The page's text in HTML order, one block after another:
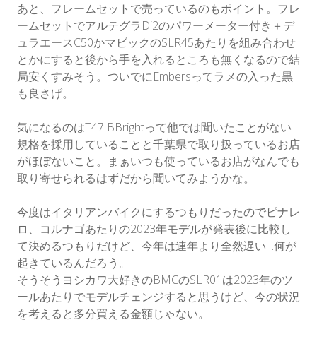
あと、フレームセットで売っているのもポイント。フレ
ームセットでアルテグラDi2のパワーメーター付き＋デ
ュラエースC50かマビックのSLR45あたりを組み合わせ
とかにすると後から手を入れるところも無くなるので結
局安くすみそう。ついでにEmbersってラメの入った黒
も良さげ。
気になるのはT47 BBrightって他では聞いたことがない
規格を採用していることと千葉県で取り扱っているお店
がほぼないこと。まぁいつも使っているお店がなんでも
取り寄せられるはずだから聞いてみようかな。
今度はイタリアンバイクにするつもりだったのでピナレ
ロ、コルナゴあたりの2023年モデルが発表後に比較し
て決めるつもりだけど、今年は連年より全然遅い…何が
起きているんだろう。
そうそうヨシカワ大好きのBMCのSLR01は2023年のツ
ールあたりでモデルチェンジすると思うけど、今の状況
を考えると多分買える金額じゃない。